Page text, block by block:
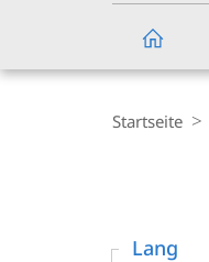
Navigation
Startseite
Lang